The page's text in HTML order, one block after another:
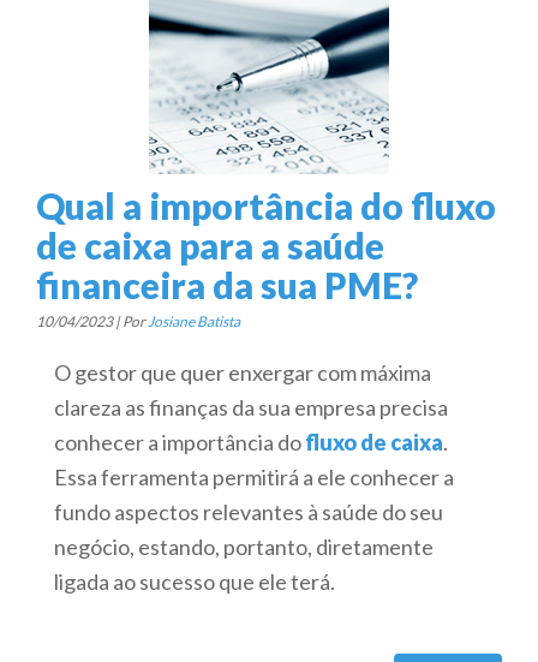
Qual a importância do fluxo
de caixa para a saúde
financeira da sua PME?
10/04/2023 | PorJosiane Batista
O gestor que quer enxergar com máxima
clareza as finanças da sua empresa precisa
conhecer a importância dofluxo de caixa.
Essa ferramenta permitirá a ele conhecer a
fundo aspectos relevantes à saúde do seu
negócio, estando, portanto, diretamente
ligada ao sucesso que ele terá.